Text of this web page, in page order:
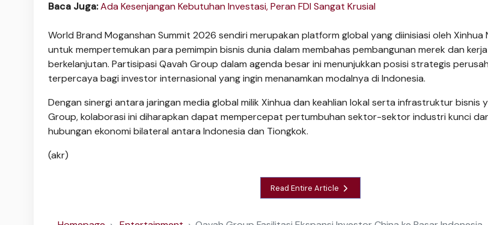
Baca Juga:Ada Kesenjangan Kebutuhan Investasi, Peran FDI Sangat Krusial
World Brand Moganshan Summit 2026 sendiri merupakan platform global yang diinisiasi oleh Xinhua
untuk mempertemukan para pemimpin bisnis dunia dalam membahas pembangunan merek dan
berkelanjutan. Partisipasi Qavah Group dalam agenda besar ini menunjukkan posisi strategis
terpercaya bagi investor internasional yang ingin menanamkan modalnya di Indonesia.
Dengan sinergi antara jaringan media global milik Xinhua dan keahlian lokal serta infrastruktur bisnis
Group, kolaborasi ini diharapkan dapat mempercepat pertumbuhan sektor-sektor industri kunci
hubungan ekonomi bilateral antara Indonesia dan Tiongkok.
(akr)
Read Entire Article